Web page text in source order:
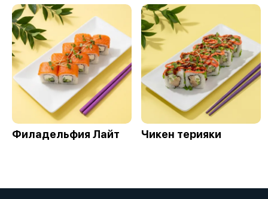
Филадельфия Лайт Чикен терияки